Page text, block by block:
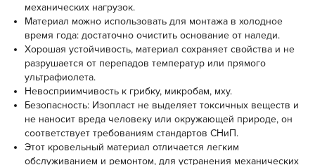
механических нагрузок.
Материал можно использовать для монтажа в холодное
время года: достаточно очистить основание от наледи.
Хорошая устойчивость, материал сохраняет свойства и не
разрушается от перепадов температур или прямого
ультрафиолета.
Невосприимчивость к грибку, микробам, мху.
Безопасность: Изопласт не выделяет токсичных веществ и
не наносит вреда человеку или окружающей природе, он
соответствует требованиям стандартов СНиП.
Этот кровельный материал отличается легким
обслуживанием и ремонтом, для устранения механических